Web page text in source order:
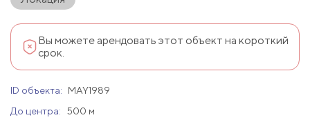
Вы можете арендовать этот объект на короткий
срок.
ID объекта:
MAY1989
До центра:
500 м